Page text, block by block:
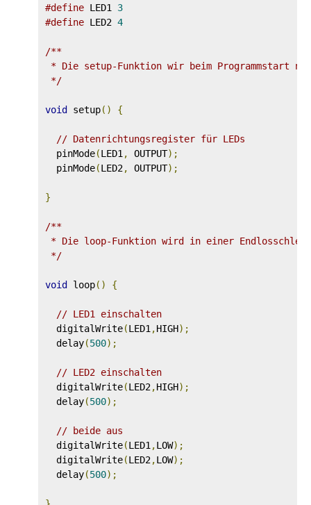
#define LED1 3
#define LED2 4
/**
* Die setup-Funktion wir beim Programmstart
*/
void setup() {
// Datenrichtungsregister für LEDs
pinMode(LED1, OUTPUT);
pinMode(LED2, OUTPUT);
}
/**
* Die loop-Funktion wird in einer
*/
void loop() {
// LED1 einschalten
digitalWrite(LED1,HIGH);
delay(500);
// LED2 einschalten
digitalWrite(LED2,HIGH);
delay(500);
// beide aus
digitalWrite(LED1,LOW);
digitalWrite(LED2,LOW);
delay(500);